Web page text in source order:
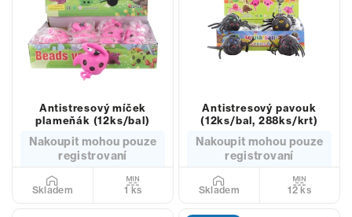
Antistresový míček
plameňák (12ks/bal)
Nakoupit mohou pouze
registrovaní
Skladem 1 ks
Antistresový pavouk
(12ks/bal, 288ks/krt)
Nakoupit mohou pouze
registrovaní
Skladem 12 ks